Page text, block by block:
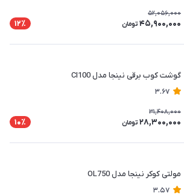
52,056,000
45,900,000 تومان 12٪
گوشت کوب برقی نینجا مدل CI100
3.67
31,408,000
28,300,000 تومان 10٪
مولتی کوکر نینجا مدل OL750
3.57